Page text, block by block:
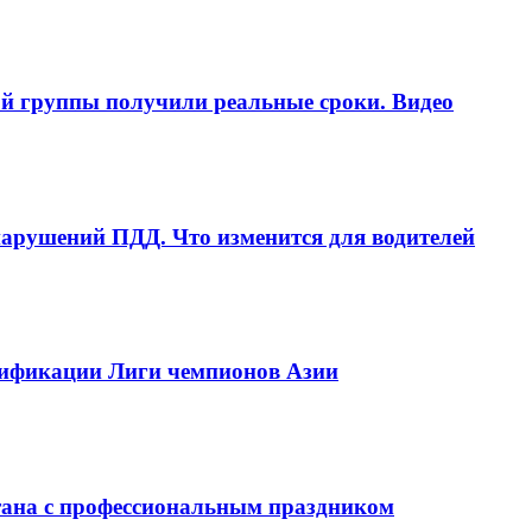
группы получили реальные сроки. Видео
ПДД. Что изменится для водителей
Лиги чемпионов Азии
с профессиональным праздником